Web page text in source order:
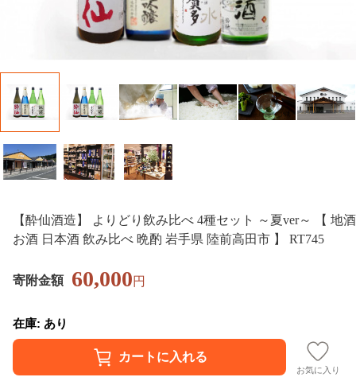
【酔仙酒造】 よりどり飲み比べ 4種セット ～夏ver～ 【 地酒
お酒 日本酒 飲み比べ 晩酌 岩手県 陸前高田市 】 RT745
寄附金額 60,000円
在庫: あり
お気に入り